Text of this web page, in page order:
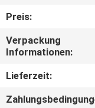
KONTAKT
MIT
UNS
Preis:
Verpackung
Informationen:
Lieferzeit: